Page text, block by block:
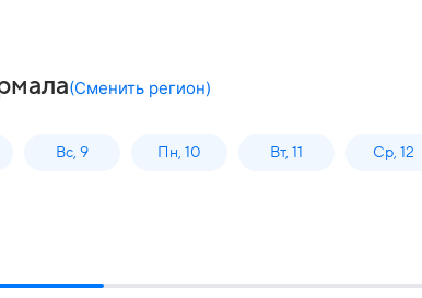
(Сменить регион)
Вс, 9 Пн, 10 Вт, 11 Ср, 12